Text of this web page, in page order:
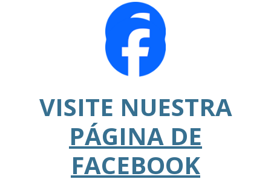
VISITE NUESTRA
PÁGINA DE
FACEBOOK